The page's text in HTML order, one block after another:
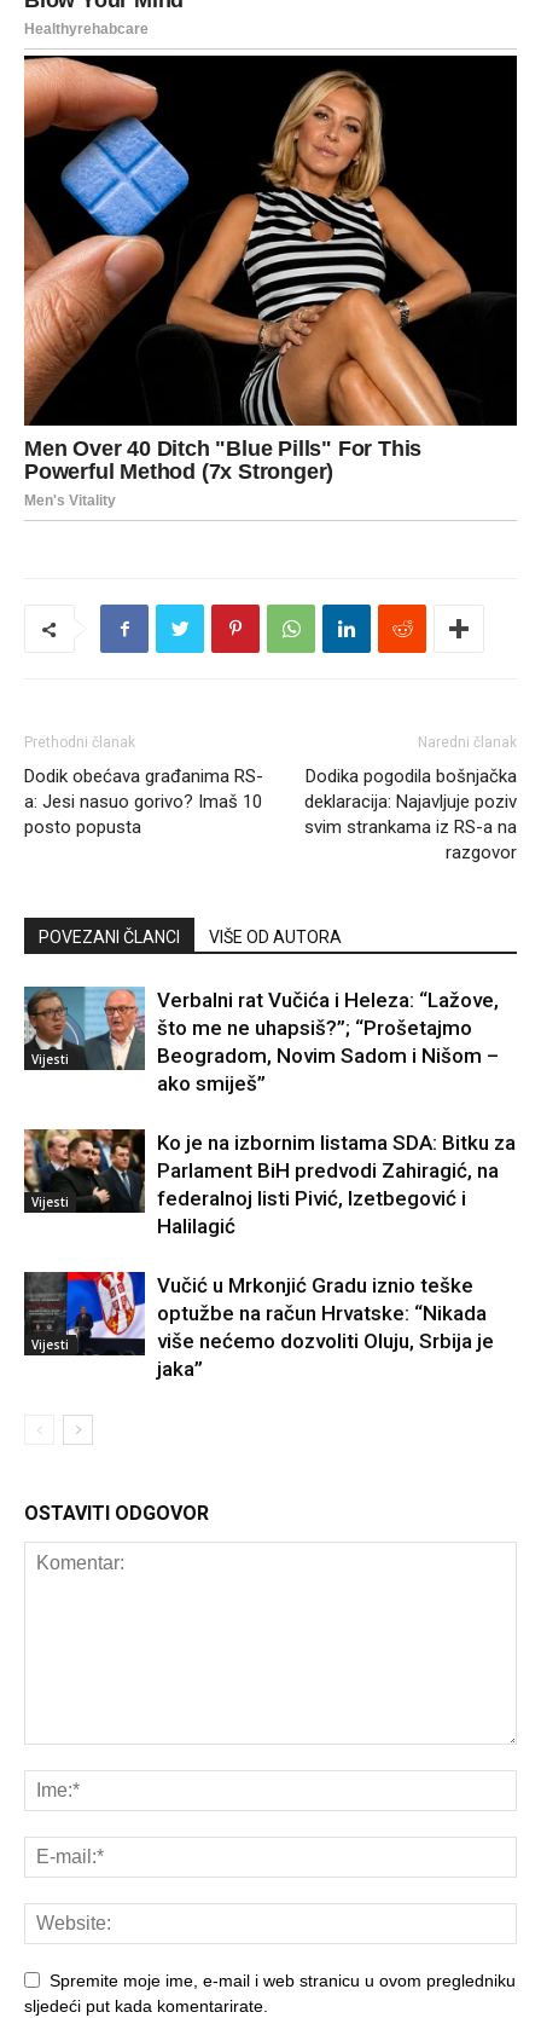
Prethodni članak
Dodik obećava građanima RS-
a: Jesi nasuo gorivo? Imaš 10
posto popusta
Naredni članak
Dodika pogodila bošnjačka
deklaracija: Najavljuje poziv
svim strankama iz RS-a na
razgovor
POVEZANI ČLANCI VIŠE OD AUTORA
Vijesti
Verbalni rat Vučića i Heleza: “Lažove,
što me ne uhapsiš?”; “Prošetajmo
Beogradom, Novim Sadom i Nišom –
ako smiješ”
Vijesti
Ko je na izbornim listama SDA: Bitku za
Parlament BiH predvodi Zahiragić, na
federalnoj listi Pivić, Izetbegović i
Halilagić
Vijesti
Vučić u Mrkonjić Gradu iznio teške
optužbe na račun Hrvatske: “Nikada
više nećemo dozvoliti Oluju, Srbija je
jaka”
OSTAVITI ODGOVOR
Spremite moje ime, e-mail i web stranicu u ovom pregledniku
sljedeći put kada komentarirate.